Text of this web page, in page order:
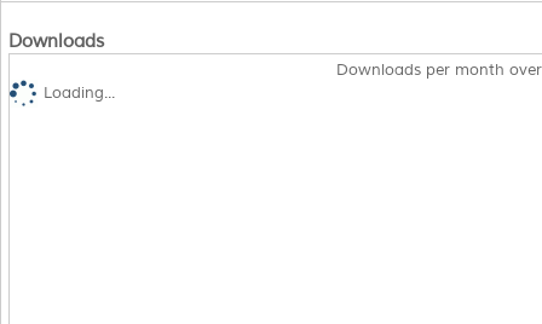
Downloads
Downloads per month
Loading...